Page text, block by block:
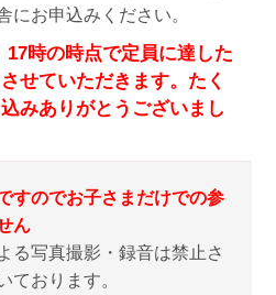
にお申込みください。
時の時点で定員に達した
せていただきます。たく
みありがとうございまし
すのでお子さまだけでの参
ん
る写真撮影・録音は禁止さ
ております。